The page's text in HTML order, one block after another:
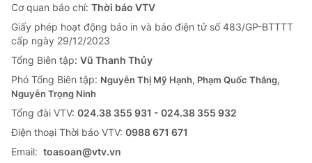
Cơ quan báo chí: Thời báo VTV
Giấy phép hoạt động báo in và báo điện tử số 483/GP-BTTTT
cấp ngày 29/12/2023
Tổng Biên tập: Vũ Thanh Thủy
Phó Tổng Biên tập: Nguyễn Thị Mỹ Hạnh, Phạm Quốc Thắng,
Nguyễn Trọng Ninh
Tổng đài VTV: 024.38 355 931 - 024.38 355 932
Ðiện thoại Thời báo VTV: 0988 671 671
Email: toasoan@vtv.vn